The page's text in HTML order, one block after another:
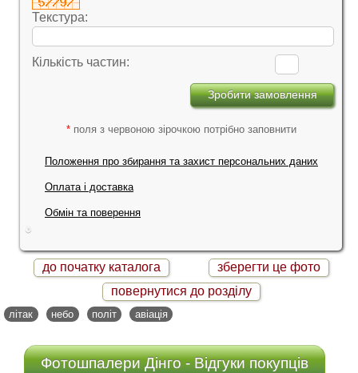
Текстура:
Кількість частин:
* поля з червоною зірочкою потрібно заповнити
Положення про збирання та захист персональних даних
Оплата і доставка
Обмін та поверення
до початку каталога
зберегти це фото
повернутися до розділу
літак небо політ авіація
Фотошпалери Дінго - Відгуки покупців